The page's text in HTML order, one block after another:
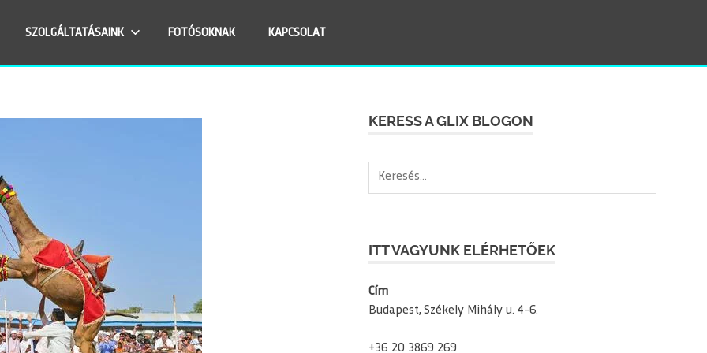
SZOLGÁLTATÁSAINK FOTÓSOKNAK KAPCSOLAT
KERESS A GLIX BLOGON
Keresés:
ITT VAGYUNK ELÉRHETŐEK
Cím
Budapest, Székely Mihály u. 4-6.
+36 20 3869 269